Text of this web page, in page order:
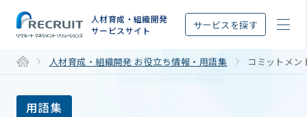
人材育成・組織開発
サービスサイト
サービスを探す
人材育成・組織開発 お役立ち情報・用語集 コミットメン
用語集